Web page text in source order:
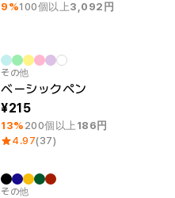
9%100個以上3,092円
最小注文数量 1個
その他
ベーシックペン
215
13% 200個以上 186円
4.97(37)
最小注文数量 100個
その他
&チューブトップ